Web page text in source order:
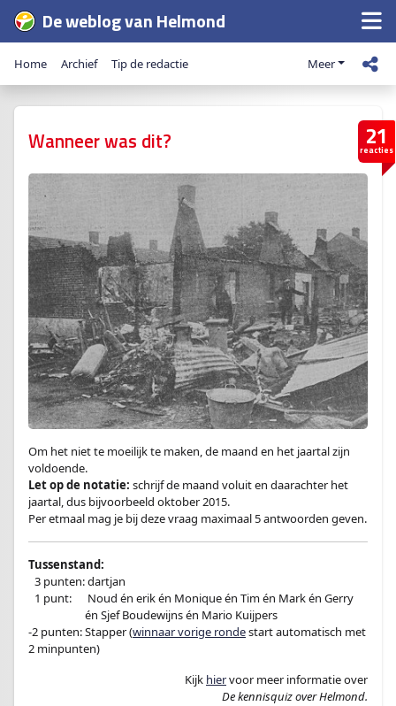
De weblog van Helmond
Home Archief Tip de redactie Meer
21
reacties
Wanneer was dit?
Om het niet te moeilijk te maken, de maand en het jaartal zijn
voldoende.
Let op de notatie: schrijf de maand voluit en daarachter het
jaartal, dus bijvoorbeeld oktober 2015.
Per etmaal mag je bij deze vraag maximaal 5 antwoorden geven.
Tussenstand:
3 punten: dartjan
1 punt:
Noud én erik én Monique én Tim én Mark én Gerry
én Sjef Boudewijns én Mario Kuijpers
-2 punten: Stapper (winnaar vorige rondestart automatisch met
2 minpunten)
Kijk hiervoor meer informatie over
De kennisquiz over Helmond.